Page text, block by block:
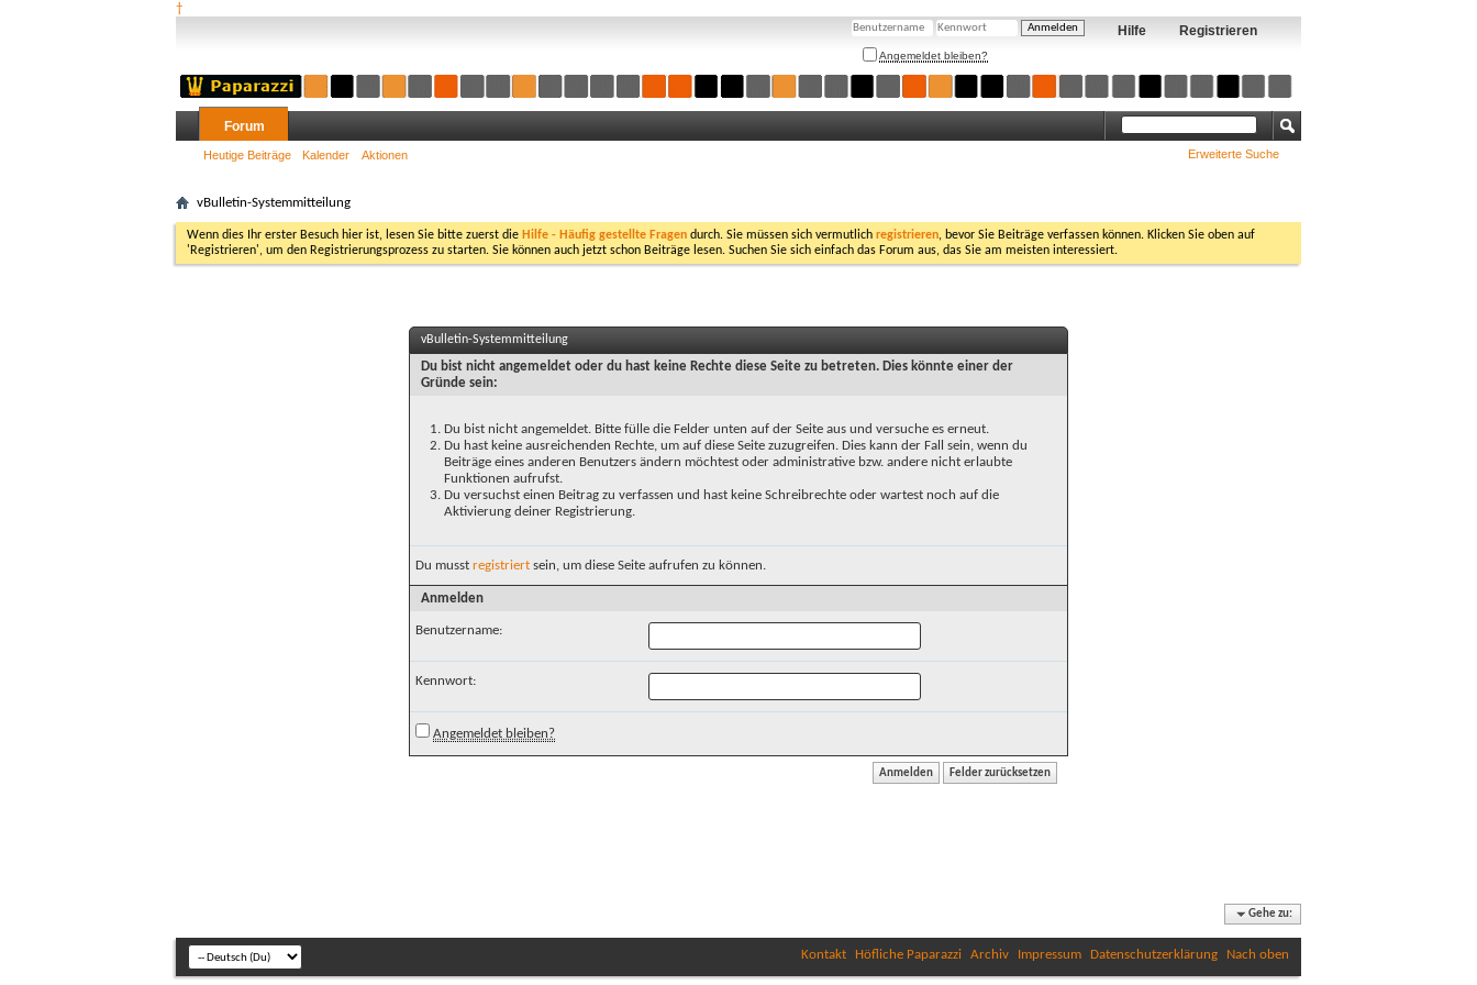
†
Registrieren
Hilfe
Angemeldet bleiben?
Forum
Heutige Beiträge Kalender Aktionen Erweiterte Suche
vBulletin-Systemmitteilung
Wenn dies Ihr erster Besuch hier ist, lesen Sie bitte zuerst die Hilfe - Häufig gestellte Fragen durch. Sie müssen sich vermutlich registrieren, bevor Sie Beiträge verfassen können. Klicken Sie oben auf
'Registrieren', um den Registrierungsprozess zu starten. Sie können auch jetzt schon Beiträge lesen. Suchen Sie sich einfach das Forum aus, das Sie am meisten interessiert.
vBulletin-Systemmitteilung
Du bist nicht angemeldet oder du hast keine Rechte diese Seite zu betreten. Dies könnte einer der
Gründe sein:
Du bist nicht angemeldet. Bitte fülle die Felder unten auf der Seite aus und versuche es erneut.
Du hast keine ausreichenden Rechte, um auf diese Seite zuzugreifen. Dies kann der Fall sein, wenn du
Beiträge eines anderen Benutzers ändern möchtest oder administrative bzw. andere nicht erlaubte
Funktionen aufrufst.
Du versuchst einen Beitrag zu verfassen und hast keine Schreibrechte oder wartest noch auf die
Aktivierung deiner Registrierung.
Du musst registriert sein, um diese Seite aufrufen zu können.
Anmelden
Benutzername:
Kennwort:
Angemeldet bleiben?
Gehe zu:
Kontakt Höfliche Paparazzi Archiv Impressum Datenschutzerklärung Nach oben